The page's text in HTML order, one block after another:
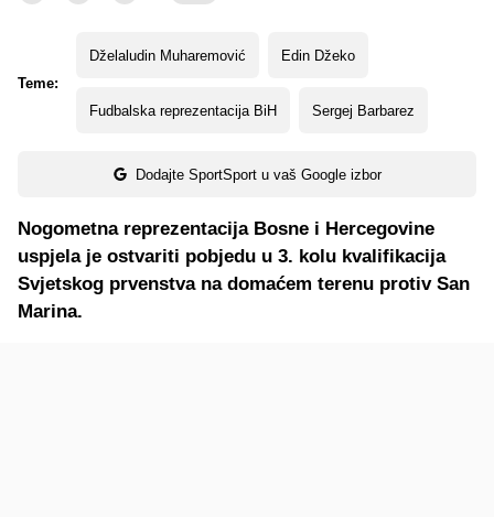
Teme:
Dželaludin Muharemović Edin Džeko
Fudbalska reprezentacija BiH Sergej Barbarez
Dodajte SportSport u vaš Google izbor
Nogometna reprezentacija Bosne i Hercegovine
uspjela je ostvariti pobjedu u 3. kolu kvalifikacija
Svjetskog prvenstva na domaćem terenu protiv San
Marina.